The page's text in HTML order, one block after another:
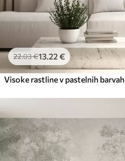
22.03€13 .22 €
Visoke rastline v pastelnih barvah